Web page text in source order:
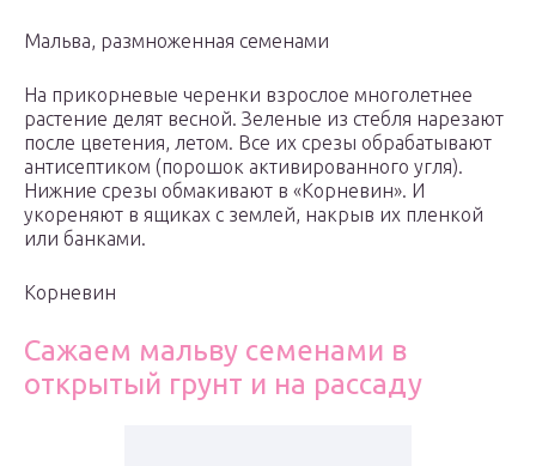
Мальва, размноженная семенами
На прикорневые черенки взрослое многолетнее
растение делят весной. Зеленые из стебля нарезают
после цветения, летом. Все их срезы обрабатывают
антисептиком (порошок активированного угля).
Нижние срезы обмакивают в «Корневин». И
укореняют в ящиках с землей, накрыв их пленкой
или банками.
Корневин
Сажаем мальву семенами в
открытый грунт и на рассаду